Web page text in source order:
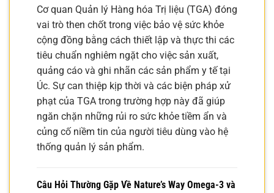
Cơ quan Quản lý Hàng hóa Trị liệu (TGA) đóng
vai trò then chốt trong việc bảo vệ sức khỏe
cộng đồng bằng cách thiết lập và thực thi các
tiêu chuẩn nghiêm ngặt cho việc sản xuất,
quảng cáo và ghi nhãn các sản phẩm y tế tại
Úc. Sự can thiệp kịp thời và các biện pháp xử
phạt của TGA trong trường hợp này đã giúp
ngăn chặn những rủi ro sức khỏe tiềm ẩn và
củng cố niềm tin của người tiêu dùng vào hệ
thống quản lý sản phẩm.
Câu Hỏi Thường Gặp Về Nature’s Way Omega-3 và